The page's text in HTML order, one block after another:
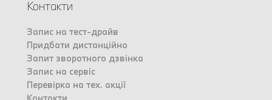
Контакти
Запис на тест-драйв
Придбати дистанційно
Запит зворотного дзвінка
Запис на сервіс
Перевірка на тех. акції